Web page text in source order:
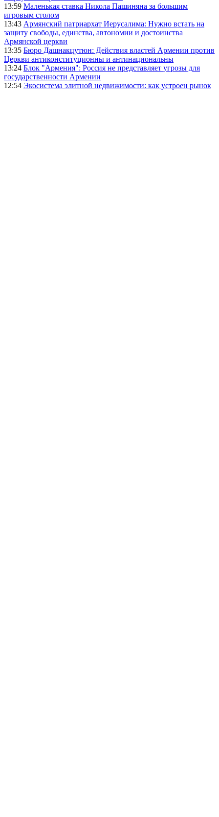
13:59 Маленькая ставка Никола Пашиняна за большим
игровым столом
13:43 Армянский патриархат Иерусалима: Нужно встать на
защиту свободы, единства, автономии и достоинства
Армянской церкви
13:35 Бюро Дашнакцутюн: Действия властей Армении против
Церкви антиконституционны и антинациональны
13:24 Блок "Армения": Россия не представляет угрозы для
государственности Армении
12:54 Экосистема элитной недвижимости: как устроен рынок